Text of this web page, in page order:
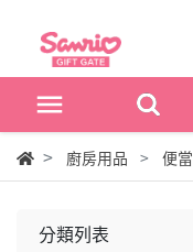
廚房用品 便
分類列表